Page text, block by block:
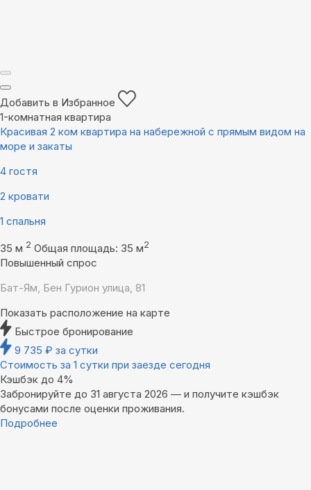
Добавить в Избранное
1-комнатная квартира
Красивая 2 ком квартира на набережной с прямым видом на
море и закаты
4 гостя
2 кровати
1 спальня
35 м 2 Общая площадь: 35 м2
Повышенный спрос
Бат-Ям, Бен Гурион улица, 81
Показать расположение на карте
Быстрое бронирование
9 735 ₽ за сутки
Стоимость за 1 сутки при заезде сегодня
Кэшбэк до 4%
Забронируйте до 31 августа 2026 — и получите кэшбэк
бонусами после оценки проживания.
Подробнее